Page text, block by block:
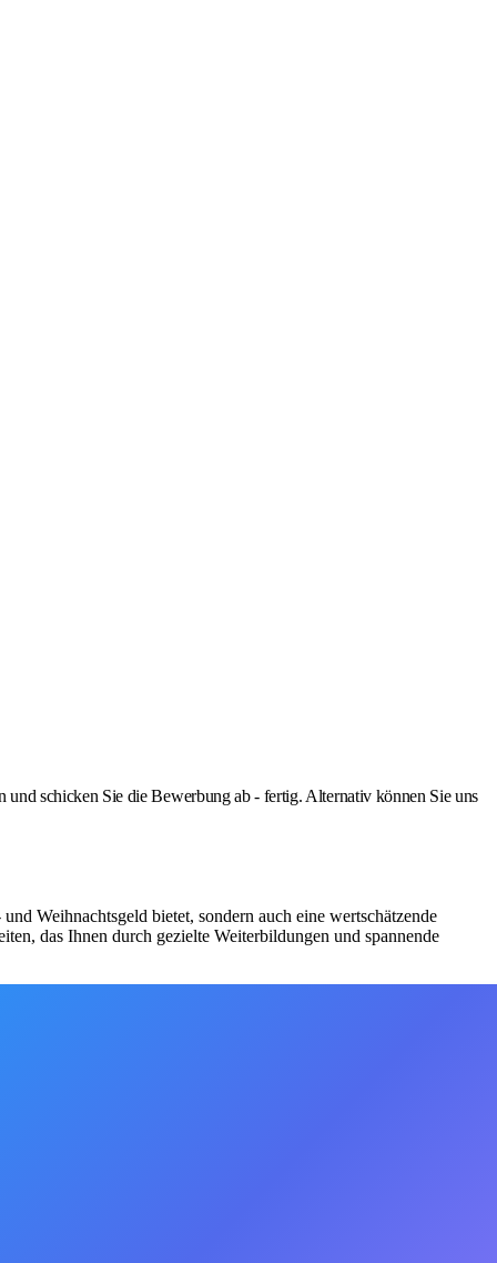
schicken Sie die Bewerbung ab - fertig. Alternativ können Sie uns
Weihnachtsgeld bietet, sondern auch eine wertschätzende
das Ihnen durch gezielte Weiterbildungen und spannende